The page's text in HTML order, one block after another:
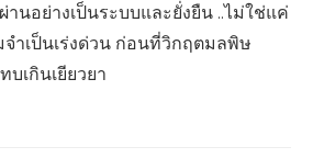
นอย่างเป็นระบบและยั่งยืน ..ไม่ใช่แค่
ำเป็นเร่งด่วน ก่อนที่วิกฤตมลพิษ
เกินเยียวยา